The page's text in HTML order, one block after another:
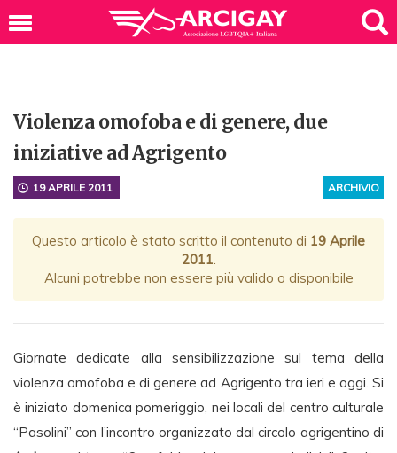
Violenza omofoba e di genere, due
iniziative ad Agrigento
ARCHIVIO
19 APRILE 2011
Questo articolo è stato scritto il contenuto di 19 Aprile
2011.
Alcuni potrebbe non essere più valido o disponibile
Giornate dedicate alla sensibilizzazione sul tema della
violenza omofoba e di genere ad Agrigento tra ieri e oggi. Si
è iniziato domenica pomeriggio, nei locali del centro culturale
“Pasolini” con l’incontro organizzato dal circolo agrigentino di